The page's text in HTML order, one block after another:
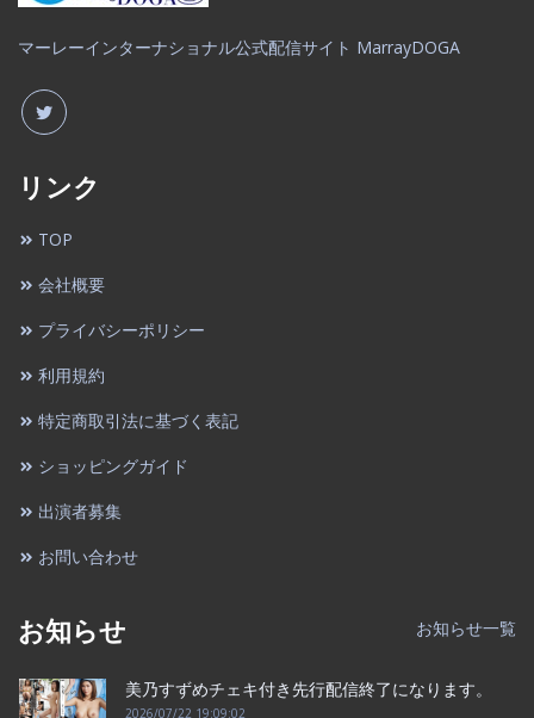
マーレーインターナショナル公式配信サイト MarrayDOGA
リンク
TOP
会社概要
プライバシーポリシー
利用規約
特定商取引法に基づく表記
ショッピングガイド
出演者募集
お問い合わせ
お知らせ お知らせ一覧
美乃すずめチェキ付き先行配信終了になります。
2026/07/22 19:09:02